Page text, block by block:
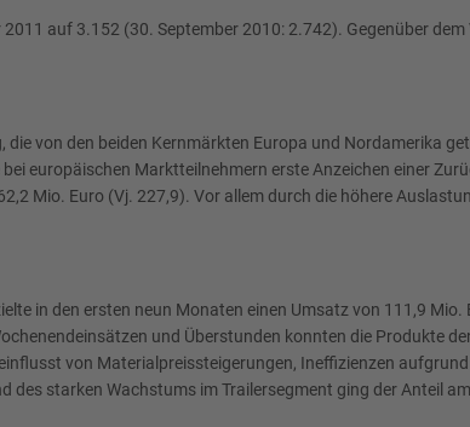
auf 3.152 (30. September 2010: 2.742). Gegenüber
von den beiden Kernmärkten Europa und Nordamerika
europäischen Marktteilnehmern erste Anzeichen einer
Mio. Euro (Vj. 227,9). Vor allem durch die höhere
in den ersten neun Monaten einen Umsatz von 111,9
und Überstunden konnten die Produkte
von Materialpreissteigerungen, Ineffizienzen
starken Wachstums im Trailersegment ging der Anteil